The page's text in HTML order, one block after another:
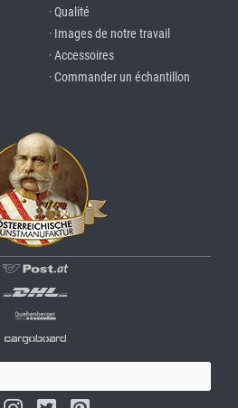
· Qualité
· Images de notre travail
· Accessoires
· Commander un échantillon